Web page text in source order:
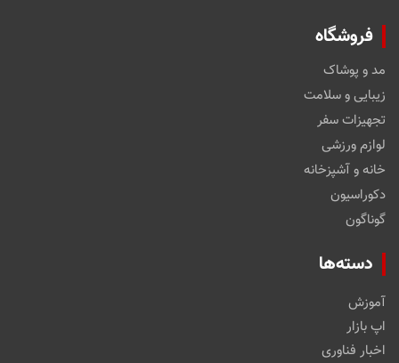
فروشگاه
مد و پوشاک
زیبایی و سلامت
تجهیزات سفر
لوازم ورزشی
خانه و آشپزخانه
دکوراسیون
گوناگون
دسته‌ها
آموزش
اپ بازار
اخبار فناوری